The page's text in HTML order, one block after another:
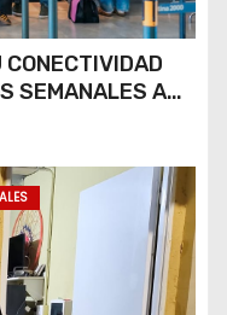
CONECTIVIDAD
SEMANALES A